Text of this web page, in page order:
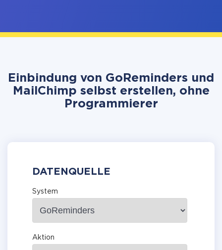
Einbindung von GoReminders und
MailChimp selbst erstellen, ohne
Programmierer
DATENQUELLE
System
Aktion